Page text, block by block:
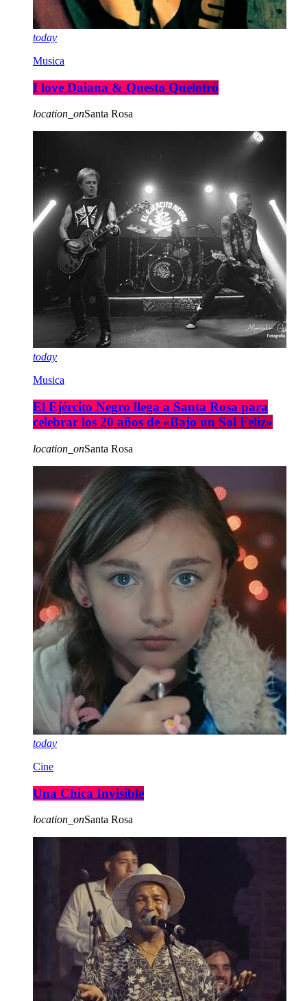
today
Musica
I love Daiana & Questo Quelotro
location_onSanta Rosa
today
Musica
El Ejército Negro llega a Santa Rosa para
celebrar los 20 años de «Bajo un Sol Feliz»
location_onSanta Rosa
today
Cine
Una Chica Invisible
location_onSanta Rosa